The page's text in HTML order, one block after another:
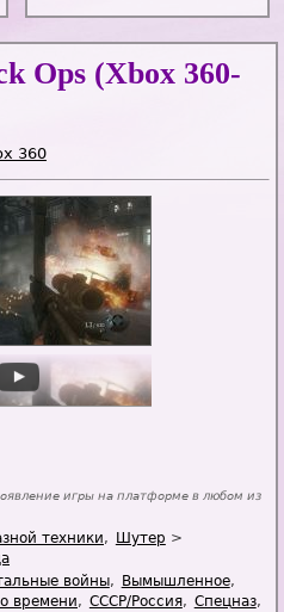
Ops (Xbox 360-
360
игры на платформе в любом из
техники
Шутер
войны
Вымышленное
времени
СССР/Россия
Спецназ